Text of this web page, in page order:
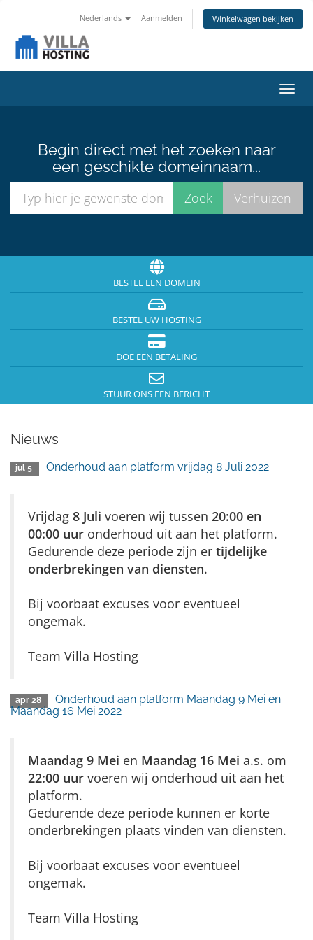
Nederlands Aanmelden Winkelwagen bekijken
in-/
Begin direct met het zoeken naar
een geschikte domeinnaam...
BESTEL EEN DOMEIN
BESTEL UW HOSTING
DOE EEN BETALING
STUUR ONS EEN BERICHT
Nieuws
jul 5 Onderhoud aan platform vrijdag 8 Juli 2022
Vrijdag 8 Juli voeren wij tussen 20:00 en
00:00 uur onderhoud uit aan het platform.
Gedurende deze periode zijn er tijdelijke
onderbrekingen van diensten.
Bij voorbaat excuses voor eventueel
ongemak.
Team Villa Hosting
apr 28
Onderhoud aan platform Maandag 9 Mei en
Maandag 16 Mei 2022
Maandag 9 Mei en Maandag 16 Mei a.s. om
22:00 uur voeren wij onderhoud uit aan het
platform.
Gedurende deze periode kunnen er korte
onderbrekingen plaats vinden van diensten.
Bij voorbaat excuses voor eventueel
ongemak.
Team Villa Hosting